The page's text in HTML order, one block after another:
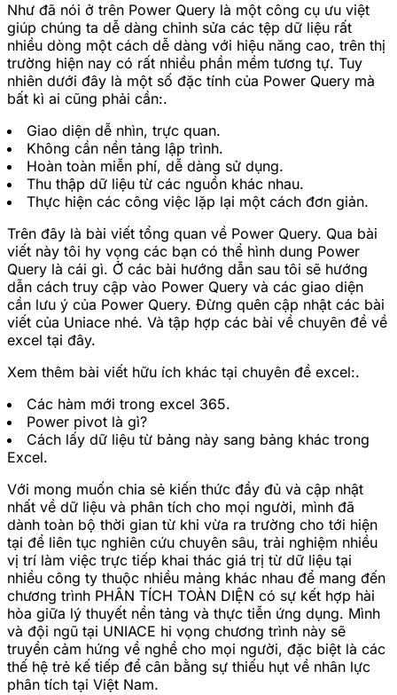
Như đã nói ở trên Power Query là một công cụ ưu việt
giúp chúng ta dễ dàng chỉnh sửa các tệp dữ liệu rất
nhiều dòng một cách dễ dàng với hiệu năng cao, trên thị
trường hiện nay có rất nhiều phần mềm tương tự. Tuy
nhiên dưới đây là một số đặc tính của Power Query mà
bất kì ai cũng phải cần:.
Giao diện dễ nhìn, trực quan.
Không cần nền tảng lập trình.
Hoàn toàn miễn phí, dễ dàng sử dụng.
Thu thập dữ liệu từ các nguồn khác nhau.
Thực hiện các công việc lặp lại một cách đơn giản.
Trên đây là bài viết tổng quan về Power Query. Qua bài
viết này tôi hy vọng các bạn có thể hình dung Power
Query là cái gì. Ở các bài hướng dẫn sau tôi sẽ hướng
dẫn cách truy cập vào Power Query và các giao diện
cần lưu ý của Power Query. Đừng quên cập nhật các bài
viết của Uniace nhé. Và tập hợp các bài về chuyên đề về
excel tại đây.
Xem thêm bài viết hữu ích khác tại chuyên đề excel:.
Các hàm mới trong excel 365.
Power pivot là gì?
Cách lấy dữ liệu từ bảng này sang bảng khác trong
Excel.
Với mong muốn chia sẻ kiến thức đầy đủ và cập nhật
nhất về dữ liệu và phân tích cho mọi người, mình đã
dành toàn bộ thời gian từ khi vừa ra trường cho tới hiện
tại để liên tục nghiên cứu chuyên sâu, trải nghiệm nhiều
vị trí làm việc trực tiếp khai thác giá trị từ dữ liệu tại
nhiều công ty thuộc nhiều mảng khác nhau để mang đến
chương trình PHÂN TÍCH TOÀN DIỆN có sự kết hợp hài
hòa giữa lý thuyết nền tảng và thực tiễn ứng dụng. Mình
và đội ngũ tại UNIACE hi vọng chương trình này sẽ
truyền cảm hứng về nghề cho mọi người, đặc biệt là các
thế hệ trẻ kế tiếp để cân bằng sự thiếu hụt về nhân lực
phân tích tại Việt Nam.